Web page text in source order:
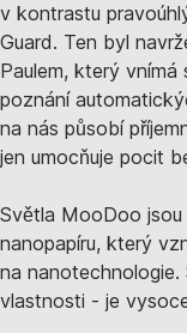
v kontrastu
Guard. Ten byl
Paulem, který
poznání
na nás působí
jen umocňuje pocit
Světla MooDoo
nanopapíru, který
na nanotechnologie.
vlastnosti - je